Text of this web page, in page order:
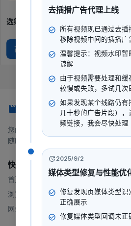
选集
高清正片
您的一站式流媒体平台，提供电影、电
随时随地，想看就看。
快速链接
首页
浏览
网站地图
去插播广告代理上线
所有视频现已通过去插
移除视频中间的插播广
温馨提示：视频水印暂
谅解
由于视频需要处理和缓
较慢或失败，多试几次
如果发现某个线路仍有
几十秒的广告片段）
频链接，我会尽快处理
2025/9/2
媒体类型修复与性能优
修复发现页媒体类型识
正确展示
修复媒体类型回调未正